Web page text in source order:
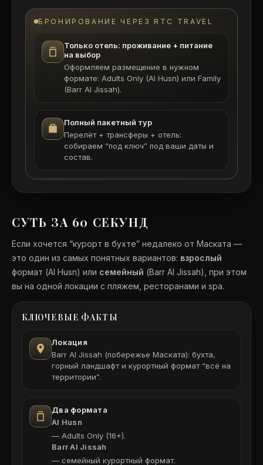
БРОНИРОВАНИЕ ЧЕРЕЗ RTC TRAVEL
Только отель: проживание + питание
на выбор
Оформляем размещение в нужном
формате: Adults Only (Al Husn) или Family
(Barr Al Jissah).
Полный пакетный тур
Перелёт + трансферы + отель:
собираем “под ключ” под ваши даты и
состав.
СУТЬ ЗА 60 СЕКУНД
Если хочется “курорт в бухте” недалеко от Маската —
это один из самых понятных вариантов: взрослый
формат (Al Husn) или семейный (Barr Al Jissah), при этом
вы на одной локации с пляжем, ресторанами и spa.
КЛЮЧЕВЫЕ ФАКТЫ
Локация
Barr Al Jissah (побережье Маската): бухта,
горный ландшафт и курортный формат “всё на
территории”.
Два формата
Al Husn
— Adults Only (16+).
Barr Al Jissah
— семейный курортный формат.